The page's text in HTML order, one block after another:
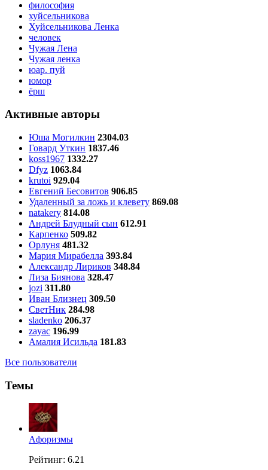
философия
хуйсельникова
Хуйсельникова Ленка
человек
Чужая Лена
Чужая ленка
юар. пуй
юмор
ёрш
Активные авторы
Юша Могилкин 2304.03
Говард Уткин 1837.46
koss1967 1332.27
Dfyz 1063.84
krutoi 929.04
Евгений Бесовитов 906.85
Удаленный за ложь и клевету 869.08
natakery 814.08
Андрей Блудный сын 612.91
Карпенко 509.82
Орлуня 481.32
Мария Мирабелла 393.84
Александр Лириков 348.84
Лиза Биянова 328.47
jozi 311.80
Иван Близнец 309.50
СветНик 284.98
sladenko 206.37
zayac 196.99
Амалия Исильда 181.83
Все пользователи
Темы
Aфоризмы
Рейтинг: 6.21